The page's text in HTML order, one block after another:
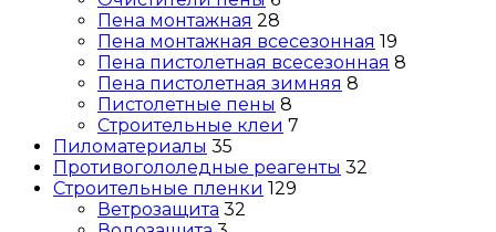
Пена монтажная 28
Пена монтажная всесезонная 19
Пена пистолетная всесезонная 8
Пена пистолетная зимняя 8
Пистолетные пены 8
Строительные клеи 7
Пиломатериалы 35
Противогололедные реагенты 32
Строительные пленки 129
Ветрозащита 32